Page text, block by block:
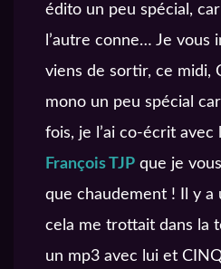
édito un peu spécial,
l’autre conne… Je vous
viens de sortir, ce midi,
mono un peu spécial
fois, je l’ai co-écrit
François TJP que je
que chaudement ! Il y a
cela me trottait dans la
un mp3 avec lui et